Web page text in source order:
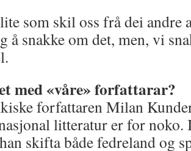
som skil oss frå dei andre
å snakke om det, men, vi
med «våre» forfattarar?
forfattaren Milan
litteratur er for noko.
skifta både fedreland og